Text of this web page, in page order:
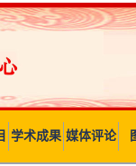
学术成果 媒体评论